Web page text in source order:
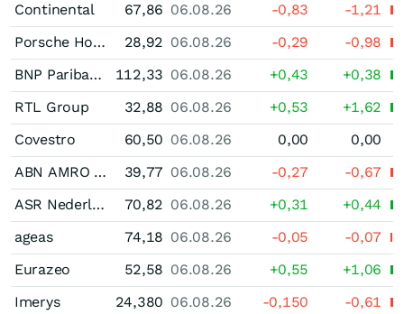
Continental
67,86 06.08.26 -0,83
-1,21
Porsche Holding SE
28,92 06.08.26 -0,29
-0,98
BNP Paribas (A)
112,33 06.08.26 +0,43
+0,38
RTL Group
32,88 06.08.26 +0,53
+1,62
Covestro
60,50 06.08.26 0,00
0,00
ABN AMRO Bank
39,77 06.08.26 -0,27
-0,67
ASR Nederland N.V
70,82 06.08.26 +0,31
+0,44
ageas
74,18 06.08.26 -0,05
-0,07
Eurazeo
52,58 06.08.26 +0,55
+1,06
Imerys
24,380 06.08.26 -0,150
-0,61